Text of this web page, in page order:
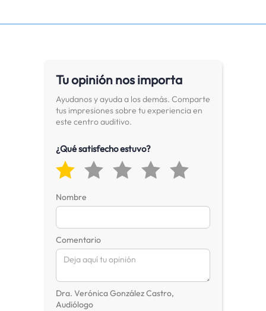
Tu opinión nos importa
Ayudanos y ayuda a los demás. Comparte
tus impresiones sobre tu experiencia en
este centro auditivo.
¿Qué satisfecho estuvo?
Nombre
Comentario
Dra. Verónica González Castro,
Audiólogo